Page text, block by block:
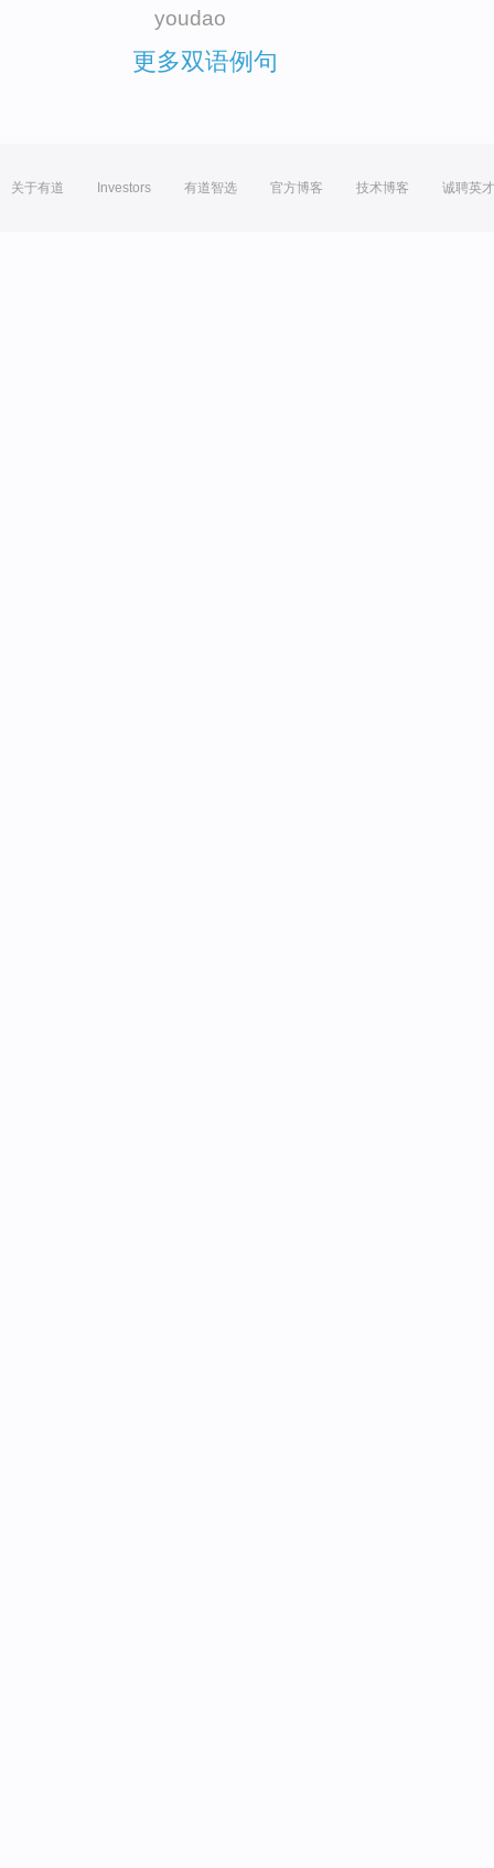
youdao
更多双语例句
关于有道 Investors 有道智选 官方博客 技术博客 诚聘英才